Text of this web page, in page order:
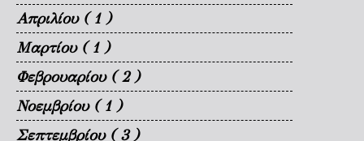
Απριλίου ( 1 )
Μαρτίου ( 1 )
Φεβρουαρίου ( 2 )
Νοεμβρίου ( 1 )
Σεπτεμβρίου ( 3 )